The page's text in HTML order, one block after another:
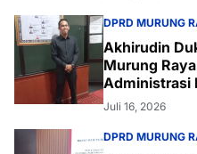
DPRD MURUNG
Akhirudin
Murung
Administrasi
Juli 16, 2026
DPRD MURUNG